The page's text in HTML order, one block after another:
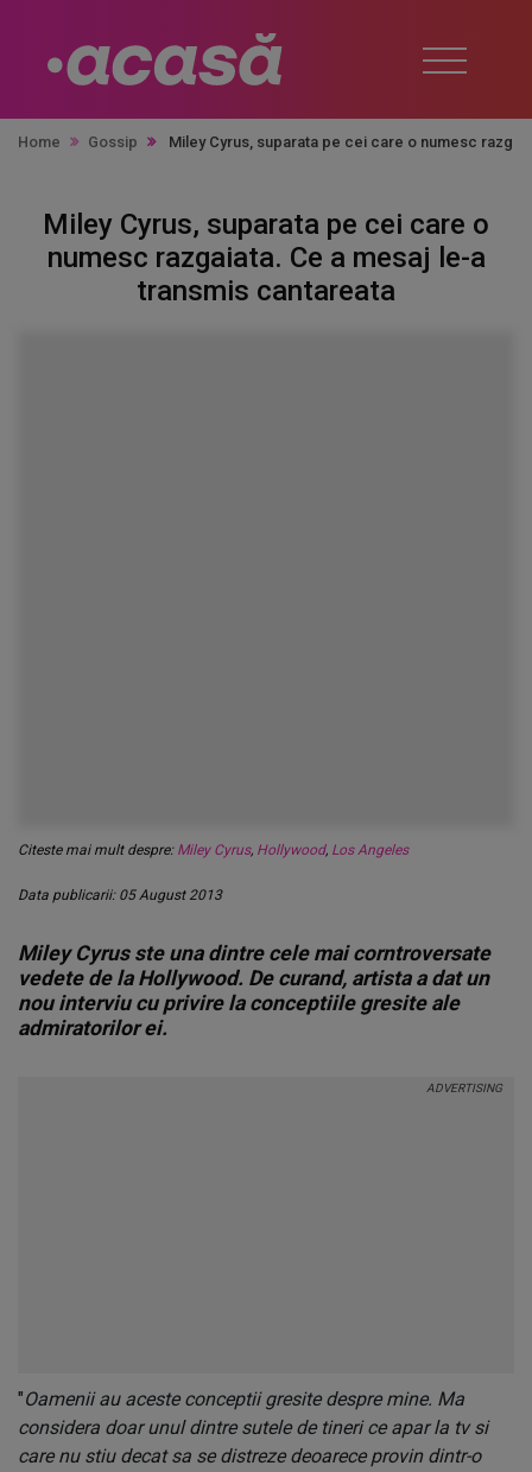
Home Gossip Miley Cyrus, suparata pe cei care o numesc
Miley Cyrus, suparata pe cei care o
numesc razgaiata. Ce a mesaj le-a
transmis cantareata
Citeste mai mult despre: Miley Cyrus, Hollywood, Los Angeles
Data publicarii: 05 August 2013
Miley Cyrus ste una dintre cele mai corntroversate
vedete de la Hollywood. De curand, artista a dat un
nou interviu cu privire la conceptiile gresite ale
admiratorilor ei.
"Oamenii au aceste conceptii gresite despre mine. Ma
considera doar unul dintre sutele de tineri ce apar la tv si
care nu stiu decat sa se distreze deoarece provin dintr-o